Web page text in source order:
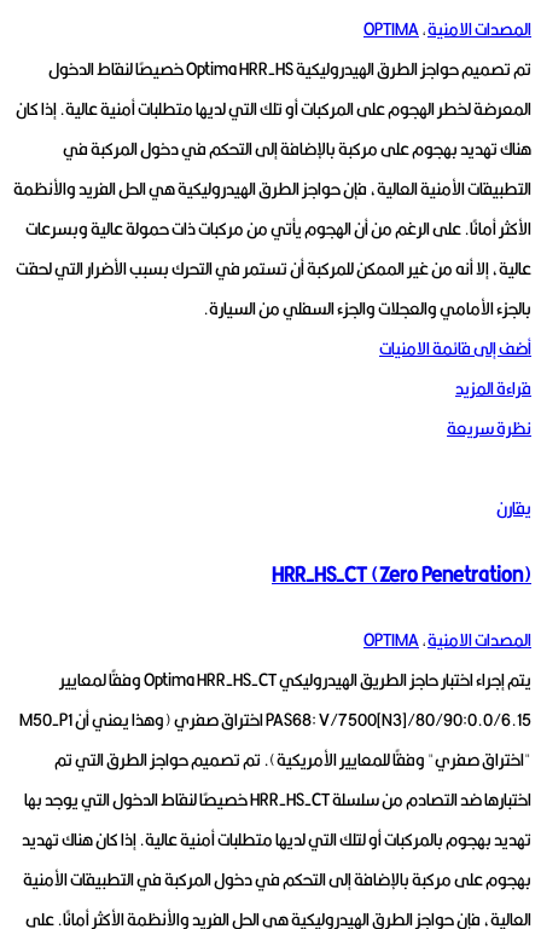
المصدات الامنية,
OPTIMA
تم تصميم حواجز الطرق الهيدروليكية Optima HRR-HS خصيصًا لنقاط الدخول
المعرضة لخطر الهجوم على المركبات أو تلك التي لديها متطلبات أمنية عالية.إذا كان
هناك تهديد بهجوم على مركبة بالإضافة إلى التحكم في دخول المركبة في
التطبيقات الأمنية العالية، فإن حواجز الطرق الهيدروليكية هي الحل الفريد والأنظمة
الأكثر أمانًا.على الرغم من أن الهجوم يأتي من مركبات ذات حمولة عالية وبسرعات
عالية، إلا أنه من غير الممكن للمركبة أن تستمر في التحرك بسبب الأضرار التي لحقت
بالجزء الأمامي والعجلات والجزء السفلي من السيارة.
أضف إلى قائمة الامنيات
قراءة المزيد
نظرة سريعة
يقارن
HRR-HS-CT (Zero Penetration)
المصدات الامنية,
OPTIMA
يتم إجراء اختبار حاجز الطريق الهيدروليكي Optima HRR-HS-CT وفقًا لمعايير
PAS68: V/7500[N3]/80/90:0.0/6.15 اختراق صفري (وهذا يعني أن M50-P1
"اختراق صفري" وفقًا للمعايير الأمريكية).تم تصميم حواجز الطرق التي تم
اختبارها ضد التصادم من سلسلة HRR-HS-CT خصيصًا لنقاط الدخول التي يوجد بها
تهديد بهجوم بالمركبات أو لتلك التي لديها متطلبات أمنية عالية.إذا كان هناك تهديد
بهجوم على مركبة بالإضافة إلى التحكم في دخول المركبة في التطبيقات الأمنية
العالية، فإن حواجز الطرق الهيدروليكية هي الحل الفريد والأنظمة الأكثر أمانًا.على